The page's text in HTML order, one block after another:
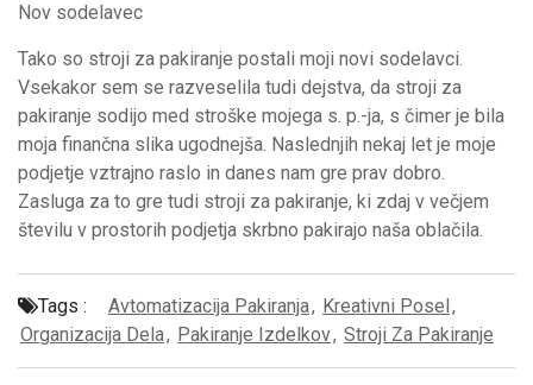
Nov sodelavec
Tako so stroji za pakiranje postali moji novi sodelavci.
Vsekakor sem se razveselila tudi dejstva, da stroji za
pakiranje sodijo med stroške mojega s. p.-ja, s čimer je bila
moja finančna slika ugodnejša. Naslednjih nekaj let je moje
podjetje vztrajno raslo in danes nam gre prav dobro.
Zasluga za to gre tudi stroji za pakiranje, ki zdaj v večjem
številu v prostorih podjetja skrbno pakirajo naša oblačila.
Tags : Avtomatizacija Pakiranja, Kreativni Posel,
Organizacija Dela, Pakiranje Izdelkov, Stroji Za Pakiranje